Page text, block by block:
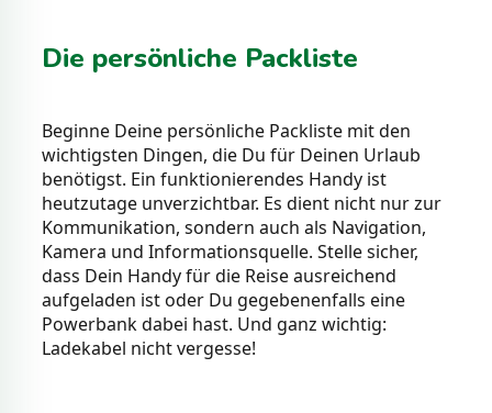
Die persönliche Packliste
Beginne Deine persönliche Packliste mit den
wichtigsten Dingen, die Du für Deinen Urlaub
benötigst. Ein funktionierendes Handy ist
heutzutage unverzichtbar. Es dient nicht nur zur
Kommunikation, sondern auch als Navigation,
Kamera und Informationsquelle. Stelle sicher,
dass Dein Handy für die Reise ausreichend
aufgeladen ist oder Du gegebenenfalls eine
Powerbank dabei hast. Und ganz wichtig:
Ladekabel nicht vergesse!